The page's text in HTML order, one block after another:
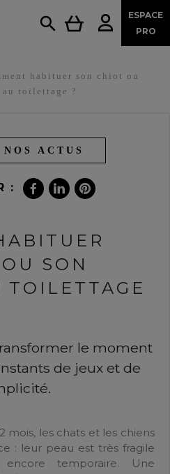
ESPACE
PRO

habituer son chiot ou
au toilettage ?
ACTUS
:
SON
le moment
de jeux et de
mois, les chats et les chiens
: leur peau est très fragile
temporaire. Une